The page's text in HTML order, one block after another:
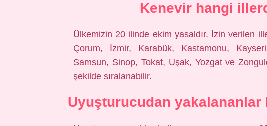
Kenevir hangi
Ülkemizin 20 ilinde ekim yasaldır. İzin verilen
Çorum, İzmir, Karabük, Kastamonu,
Samsun, Sinop, Tokat, Uşak, Yozgat ve
şekilde sıralanabilir.
Uyuşturucudan yakalananlar